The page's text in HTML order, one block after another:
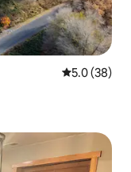
Calificación
5.0 (38)